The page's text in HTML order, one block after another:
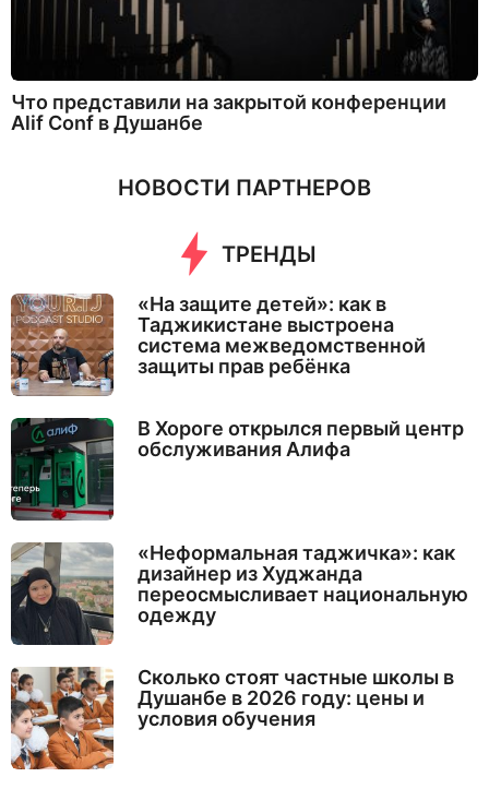
Что представили на закрытой конференции
Alif Conf в Душанбе
НОВОСТИ ПАРТНЕРОВ
ТРЕНДЫ
«На защите детей»: как в
Таджикистане выстроена
система межведомственной
защиты прав ребёнка
В Хороге открылся первый центр
обслуживания Алифа
«Неформальная таджичка»: как
дизайнер из Худжанда
переосмысливает национальную
одежду
Сколько стоят частные школы в
Душанбе в 2026 году: цены и
условия обучения